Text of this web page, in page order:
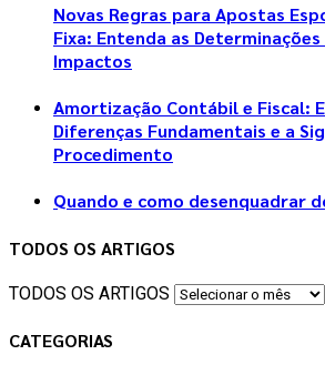
Novas Regras para Apostas
Fixa: Entenda as
Impactos
Amortização Contábil e Fiscal:
Diferenças Fundamentais e a
Procedimento
Quando e como desenquadrar
TODOS OS ARTIGOS
TODOS OS ARTIGOS
CATEGORIAS